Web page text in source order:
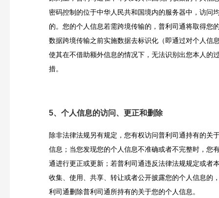
密码控制的位于中华人民共和国境内的服务器中，访问
的。您的个人信息若需跨境传输的，普利司通将取得您
数据跨境传输之前实施数据去标识化（即通过对个人信
使其在不借助额外信息的情况下，无法识别出您本人的
措。
5、个人信息的访问、更正和删除
除非法律法规另有规定，您有权访问普利司通持有的关
信息；当您发现您的个人信息不准确或者不完整时，您
通进行更正或更新；若普利司通违反法律法规规定或者
收集、使用、共享、转让或者公开披露您的个人信息的
利司通删除普利司通所持有的关于您的个人信息。